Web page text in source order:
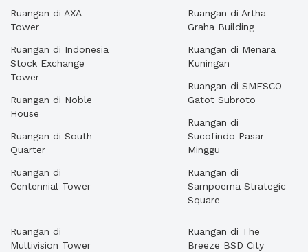
Ruangan di AXA
Tower
Ruangan di Indonesia
Stock Exchange
Tower
Ruangan di Noble
House
Ruangan di South
Quarter
Ruangan di
Centennial Tower
Ruangan di Artha
Graha Building
Ruangan di Menara
Kuningan
Ruangan di SMESCO
Gatot Subroto
Ruangan di
Sucofindo Pasar
Minggu
Ruangan di
Sampoerna Strategic
Square
Ruangan di
Multivision Tower
Ruangan di The
Breeze BSD City